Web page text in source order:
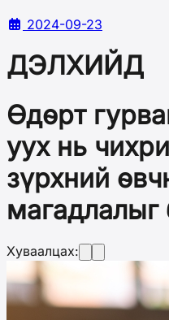
2024-09-23
ДЭЛХИЙД
Өдөрт
уух нь
зүрхний
магадлалыг
Хуваалцах: